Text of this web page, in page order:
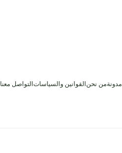
مدونةمن نحنالقوانين والسياساتالتواصل معنا